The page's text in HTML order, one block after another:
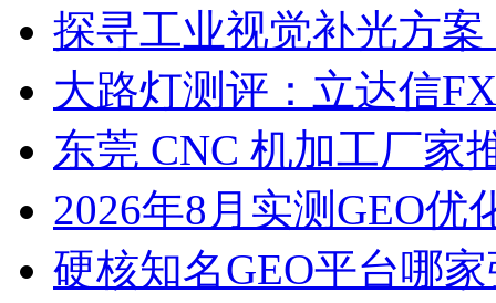
探寻工业视觉补光方
大路灯测评：立达信
东莞 CNC 机加工厂家
2026年8月实测GEO优
硬核知名GEO平台哪